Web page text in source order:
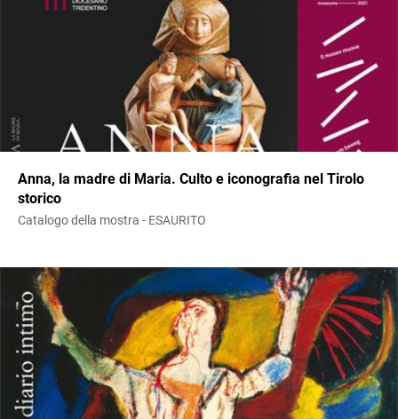
Anna, la madre di Maria. Culto e iconografia nel Tirolo
storico
Catalogo della mostra - ESAURITO